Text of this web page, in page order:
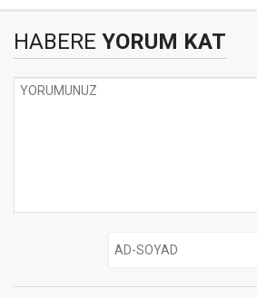
HABERE YORUM KAT